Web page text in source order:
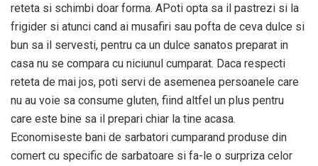
reteta si schimbi doar forma. APoti opta sa il pastrezi si la
frigider si atunci cand ai musafiri sau pofta de ceva dulce si
bun sa il servesti, pentru ca un dulce sanatos preparat in
casa nu se compara cu niciunul cumparat. Daca respecti
reteta de mai jos, poti servi de asemenea persoanele care
nu au voie sa consume gluten, fiind altfel un plus pentru
care este bine sa il prepari chiar la tine acasa.
Economiseste bani de sarbatori cumparand produse din
comert cu specific de sarbatoare si fa-le o surpriza celor